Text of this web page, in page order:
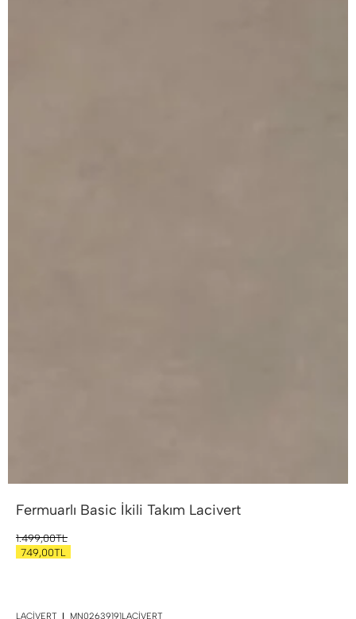
Fermuarlı Basic İkili Takım Lacivert
1.499,00TL
749,00TL
LACIVERT MN02639191LACIVERT